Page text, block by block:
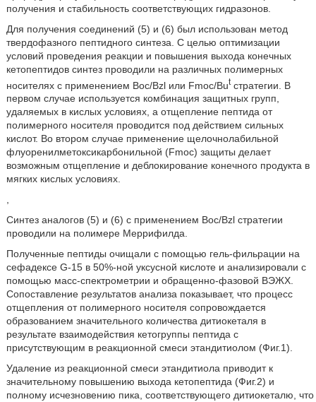
получения и стабильность соответствующих гидразонов.
Для получения соединений (5) и (6) был использован метод
твердофазного пептидного синтеза. С целью оптимизации
условий проведения реакции и повышения выхода конечных
кетопептидов синтез проводили на различных полимерных
носителях с применением Boc/Bzl или Fmoc/Butстратегии. В
первом случае используется комбинация защитных групп,
удаляемых в кислых условиях, а отщепление пептида от
полимерного носителя проводится под действием сильных
кислот. Во втором случае применение щелочнолабильной
флуоренилметоксикарбонильной (Fmoc) защиты делает
возможным отщепление и деблокирование конечного продукта в
мягких кислых условиях.
,
Синтез аналогов (5) и (6) с применением Boc/Bzl стратегии
проводили на полимере Меррифилда.
Полученные пептиды очищали с помощью гель-фильрации на
сефадексе G-15 в 50%-ной уксусной кислоте и анализировали с
помощью масс-спектрометрии и обращенно-фазовой ВЭЖХ.
Сопоставление результатов анализа показывает, что процесс
отщепления от полимерного носителя сопровождается
образованием значительного количества дитиокеталя в
результате взаимодействия кетогруппы пептида с
присутствующим в реакционной смеси этандитиолом (Фиг.1).
Удаление из реакционной смеси этандитиола приводит к
значительному повышению выхода кетопептида (Фиг.2) и
полному исчезновению пика, соответствующего дитиокеталю, что